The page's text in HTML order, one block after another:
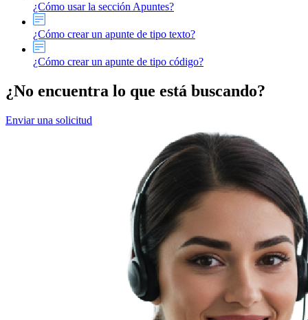
¿Cómo usar la sección Apuntes?
¿Cómo crear un apunte de tipo texto?
¿Cómo crear un apunte de tipo código?
¿No encuentra lo que está buscando?
Enviar una solicitud